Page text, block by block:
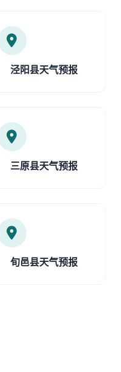
泾阳县天气预报
三原县天气预报
旬邑县天气预报